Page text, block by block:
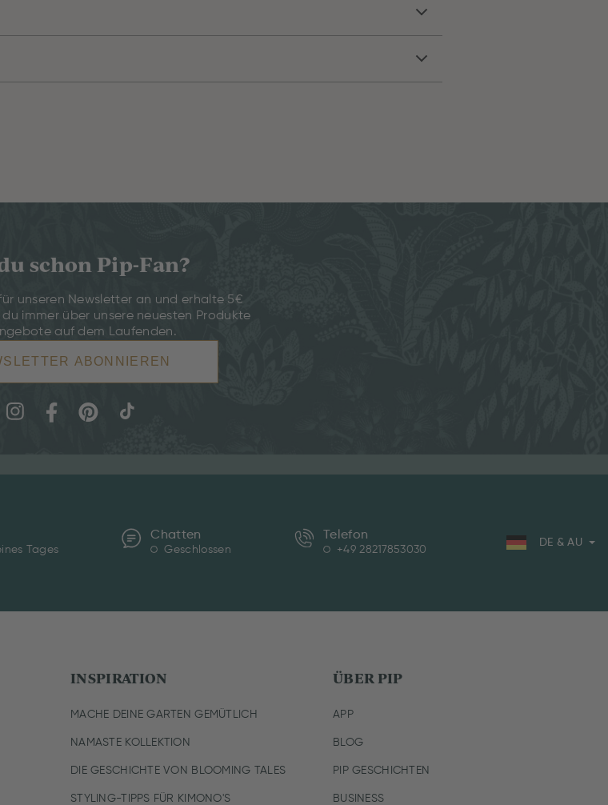
schon Pip-Fan?
unseren Newsletter an und erhalte 5€
immer über unsere neuesten Produkte
auf dem Laufenden.
ABONNIEREN
Tages
Chatten
Geschlossen
Telefon
+49 28217853030
DE & AU
INSPIRATION
MACHE DEINE GARTEN GEMÜTLICH
NAMASTE KOLLEKTION
DIE GESCHICHTE VON BLOOMING TALES
STYLING-TIPPS FÜR KIMONO'S
ÜBER PIP
APP
BLOG
PIP GESCHICHTEN
BUSINESS